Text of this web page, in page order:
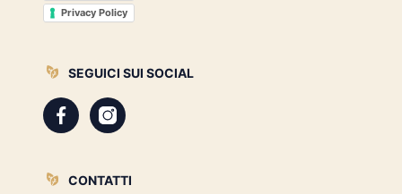
Privacy Policy
SEGUICI SUI SOCIAL
CONTATTI